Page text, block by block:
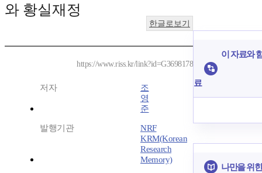
와 황실재정
한글로보기
https://www.riss.kr/link?id=G3698178
저자
조
영
준
발행기관
NRF
KRM(Korean
Research
Memory)
이 자료와
료
나만을 위